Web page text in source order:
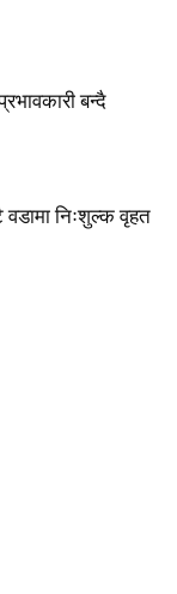
बन्दै
वडामा निःशुल्क वृहत